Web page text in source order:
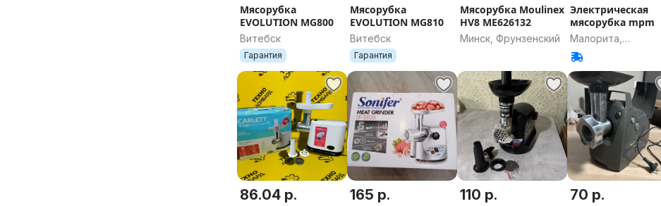
Мясорубка
EVOLUTION MG800
Витебск
Гарантия
Мясорубка
EVOLUTION MG810
Витебск
Гарантия
Мясорубка Moulinex
HV8 ME626132
Минск, Фрунзенский
Электрическая
мясорубка mpm
Малорита,
Брестская область
86.04 р. 165 р. 110 р. 70 р.